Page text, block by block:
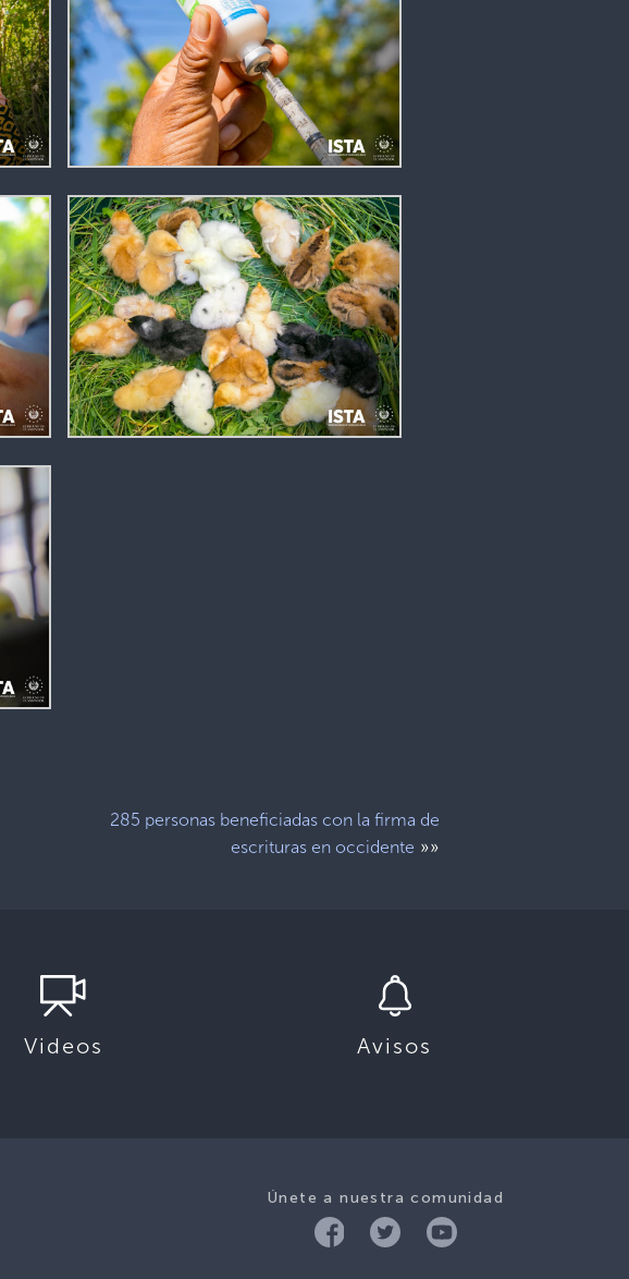
285 personas beneficiadas con la firma de
escrituras en occidente »»
Videos Avisos
Únete a nuestra comunidad